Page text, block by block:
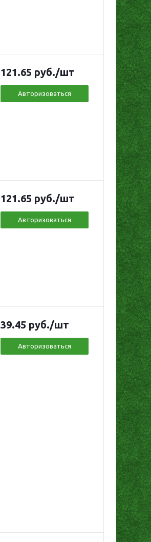
121.65 руб./шт
Авторизоваться
121.65 руб./шт
Авторизоваться
39.45 руб./шт
Авторизоваться